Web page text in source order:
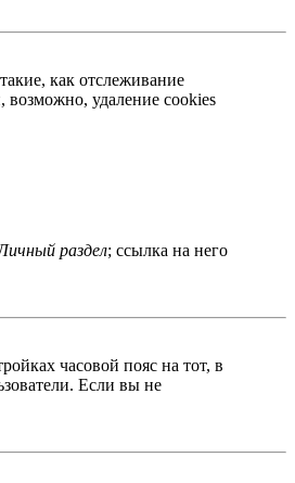
как отслеживание
удаление cookies
раздел; ссылка на него
часовой пояс на тот, в
Если вы не